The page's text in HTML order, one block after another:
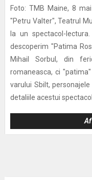
Foto: TMB Maine, 8
"Petru Valter", Teatrul
la un spectacol-
descoperim "Patima
Mihail Sorbul, din
romaneasca, ci
varului Sbilt,
detaliile acestui